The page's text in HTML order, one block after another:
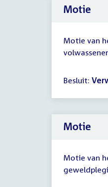
Motie
Motie van
Besluit:
Motie
Motie van